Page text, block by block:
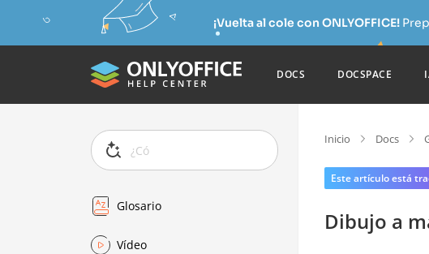
¡Vuelta al cole con ONLYOFFICE!
DOCS DOCSPACE
Glosario
Vídeo
Inicio Docs
Este artículo está
Dibujo a